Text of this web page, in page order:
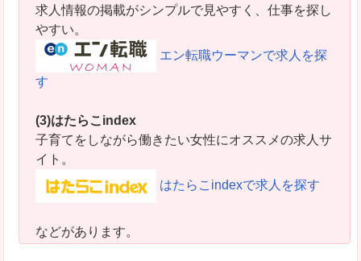
求人情報の掲載がシンプルで見やすく、仕事を探し
やすい。
エン転職ウーマンで求人を探
す
(3)はたらこindex
子育てをしながら働きたい女性にオススメの求人サ
イト。
はたらこindexで求人を探す
などがあります。